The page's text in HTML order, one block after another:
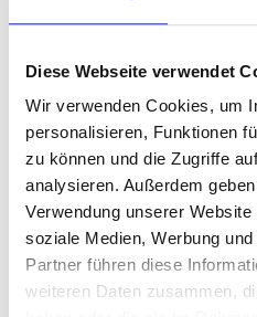
Diese Webseite verwendet
Wir verwenden Cookies, um
personalisieren, Funktionen
zu können und die Zugriffe
analysieren. Außerdem
Verwendung unserer
soziale Medien, Werbung
Partner führen diese
weiteren Daten zusammen,
einem zentralenPIM-System
Produktdaten über
dem System qualitativ,
kontextbezogen automatisiert